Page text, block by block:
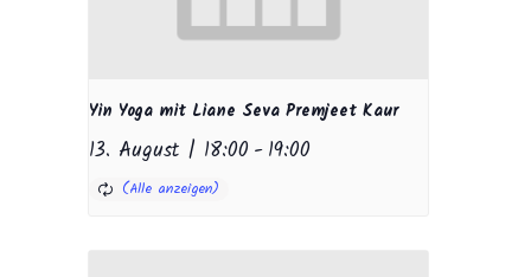
Yin Yoga mit Liane Seva Premjeet Kaur
13. August | 18:00 -19:00